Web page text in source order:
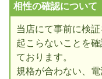
相性の確認について
当店にて事前に検
起こらないことを
ております。
規格が合わない、